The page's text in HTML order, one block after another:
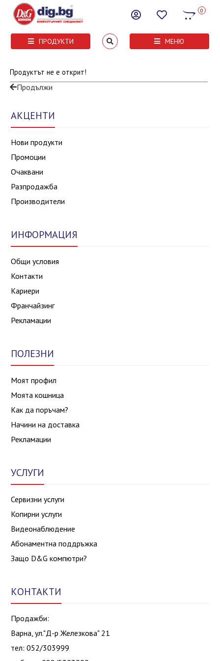
0
ПРОДУКТИ МЕНЮ
Продуктът не е открит!
Продължи
АКЦЕНТИ
Нови продукти
Промоции
Очаквани
Разпродажба
Производители
ИНФОРМАЦИЯ
Общи условия
Контакти
Кариери
Франчайзинг
Рекламации
ПОЛЕЗНИ
Моят профил
Моята кошница
Как да поръчам?
Начини на доставка
Рекламации
УСЛУГИ
Сервизни услуги
Копирни услуги
Видеонаблюдение
Абонаментна поддръжка
Защо D&G компютри?
КОНТАКТИ
Продажби:
Варна, ул."Д-р Железкова" 21
тел: 052/303999